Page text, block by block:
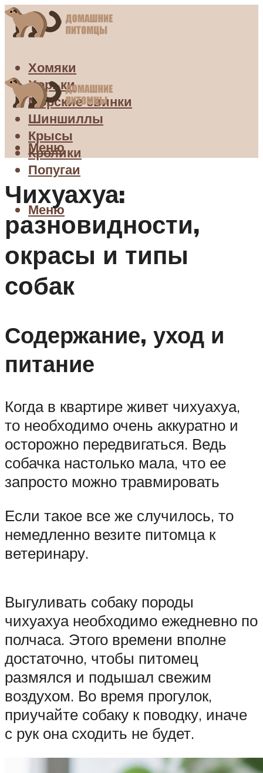
Хомяки
Хорьки
Морские свинки
Шиншиллы
Крысы
Кролики
Попугаи
Меню
Меню
Чихуахуа:
разновидности,
окрасы и типы
собак
Содержание, уход и
питание
Когда в квартире живет чихуахуа,
то необходимо очень аккуратно и
осторожно передвигаться. Ведь
собачка настолько мала, что ее
запросто можно травмировать
Если такое все же случилось, то
немедленно везите питомца к
ветеринару.
Выгуливать собаку породы
чихуахуа необходимо ежедневно по
полчаса. Этого времени вполне
достаточно, чтобы питомец
размялся и подышал свежим
воздухом. Во время прогулок,
приучайте собаку к поводку, иначе
с рук она сходить не будет.